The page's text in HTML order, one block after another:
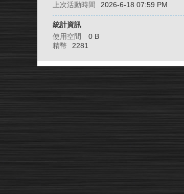
上次活動時間
2026-6-18 07:59 PM
統計資訊
使用空間
0 B
精幣
2281